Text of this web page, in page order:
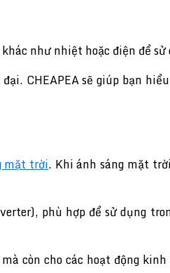
như nhiệt hoặc điện để sử
CHEAPEA sẽ giúp bạn
mặt trời. Khi ánh sáng mặt
phù hợp để sử dụng
còn cho các hoạt động